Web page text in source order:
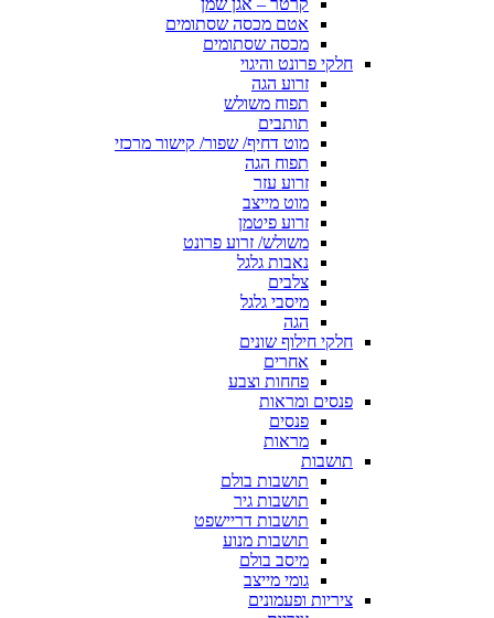
קרטר – אגן שמן
אטם מכסה שסתומים
מכסה שסתומים
חלקי פרונט והיגוי
זרוע הגה
תפוח משולש
תותבים
מוט דחיף/ שפור/ קישור מרכזי
תפוח הגה
זרוע עזר
מוט מייצב
זרוע פיטמן
משולש/ זרוע פרונט
נאבות גלגל
צלבים
מיסבי גלגל
הגה
חלקי חילוף שונים
אחרים
פחחות וצבע
פנסים ומראות
פנסים
מראות
תושבות
תושבות בולם
תושבות גיר
תושבות דריישפט
תושבות מנוע
מיסב בולם
גומי מייצב
ציריות ופעמונים